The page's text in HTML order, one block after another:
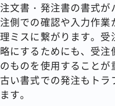
注文書・発注書の書式が
注側での確認や入力作業
理ミスに繋がります。受
略にするためにも、受
のものを使用することが
古い書式での発注もトラ
ます。